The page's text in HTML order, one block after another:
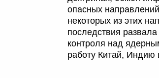
опасных
некоторых из этих
последствия
контроля над
работу Китай,